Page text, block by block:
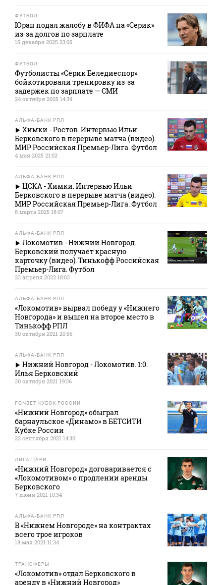
ФУТБОЛ
Юран подал жалобу в ФИФА на «Серик»
из‑за долгов по зарплате
15 декабря 2025 23:05
ФУТБОЛ
Футболисты «Серик Беледиеспор»
бойкотировали тренировку из‑за
задержек по зарплате — СМИ
24 октября 2025 14:39
АЛЬФА-БАНК РПЛ
Химки - Ростов. Интервью Ильи
Берковского в перерыве матча (видео).
МИР Российская Премьер-Лига. Футбол
4 мая 2025 21:02
АЛЬФА-БАНК РПЛ
ЦСКА - Химки. Интервью Ильи
Берковского в перерыве матча (видео).
МИР Российская Премьер-Лига. Футбол
8 марта 2025 18:07
АЛЬФА-БАНК РПЛ
Локомотив - Нижний Новгород.
Берковский получает красную
карточку (видео). Тинькофф Российская
Премьер-Лига. Футбол
23 апреля 2022 18:03
АЛЬФА-БАНК РПЛ
«Локомотив» вырвал победу у «Нижнего
Новгорода» и вышел на второе место в
Тинькофф РПЛ
30 октября 2021 20:56
АЛЬФА-БАНК РПЛ
Нижний Новгород - Локомотив. 1:0.
Илья Берковский
30 октября 2021 19:36
FONBET КУБОК РОССИИ
«Нижний Новгород» обыграл
барнаульское «Динамо» в БЕТСИТИ
Кубке России
22 сентября 2021 14:30
ЛИГА ПАРИ
«Нижний Новгород» договаривается с
«Локомотивом» о продлении аренды
Берковского
7 июня 2021 10:34
АЛЬФА-БАНК РПЛ
В «Нижнем Новгороде» на контрактах
всего трое игроков
18 мая 2021 11:34
ТРАНСФЕРЫ
«Локомотив» отдал Берковского в
аренду в «Нижний Новгород»